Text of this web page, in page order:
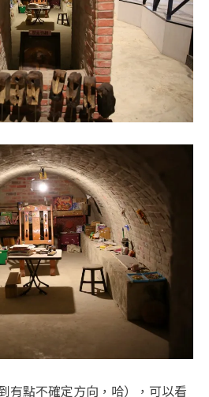
有點不確定方向，哈），可以看